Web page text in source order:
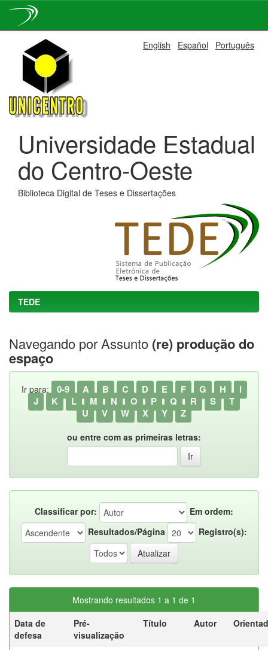
navigation
English Español Português
Universidade Estadual
do Centro-Oeste
Biblioteca Digital de Teses e Dissertações
TEDE
Navegando por Assunto (re) produção do
espaço
Ir para: 0-9 A B C D E F G H
I
J
K L M N O P Q R S
T
U
V W X Y Z
ou entre com as primeiras letras:
Classificar por:
Em ordem:
Resultados/Página
Registro(s):
Mostrando resultados 1 a 1 de 1
Data de
defesa
Pré-
visualização
Título Autor